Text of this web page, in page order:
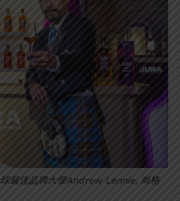
最佳品牌大使Andrew Lennie, 尚格